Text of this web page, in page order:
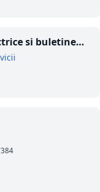
si buletine